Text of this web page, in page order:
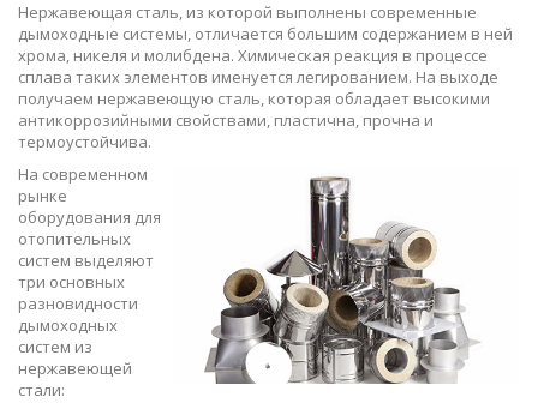
Нержавеющая сталь, из которой выполнены современные
дымоходные системы, отличается большим содержанием в ней
хрома, никеля и молибдена. Химическая реакция в процессе
сплава таких элементов именуется легированием. На выходе
получаем нержавеющую сталь, которая обладает высокими
антикоррозийными свойствами, пластична, прочна и
термоустойчива.
На современном
рынке
оборудования для
отопительных
систем выделяют
три основных
разновидности
дымоходных
систем из
нержавеющей
стали: